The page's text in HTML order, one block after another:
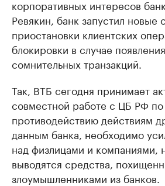
корпоративных интересов
Ревякин, банк запустил новые
приостановки клиентских
блокировки в случае
сомнительных транзакций.
Так, ВТБ сегодня принимает
совместной работе с ЦБ РФ по
противодействию действиям
данным банка, необходимо
над физлицами и компаниями,
выводятся средства,
злоумышленниками из банков.